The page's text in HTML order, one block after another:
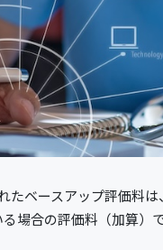
たベースアップ評価料
場合の評価料（加算）で